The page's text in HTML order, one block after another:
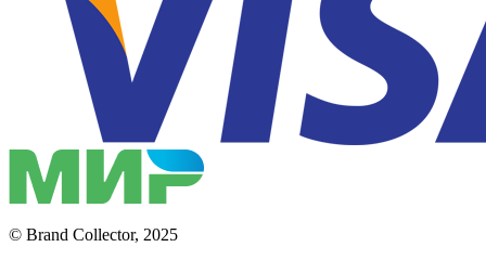
© Brand Collector, 2025